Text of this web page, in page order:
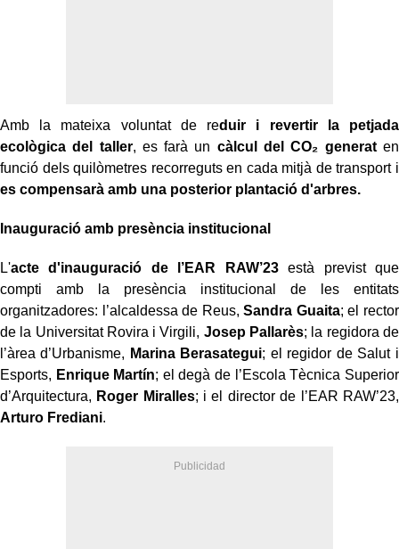
Amb la mateixa voluntat de reduir i revertir la petjada
ecològica del taller, es farà un càlcul del CO₂ generaten
funció dels quilòmetres recorreguts en cada mitjà de transport i
es compensarà amb una posterior plantació d'arbres.
Inauguració amb presència institucional
L'acte d'inauguració de l’EAR RAW’23està previst que
compti amb la presència institucional de les entitats
organitzadores: l’alcaldessa de Reus, Sandra Guaita; el rector
de la Universitat Rovira i Virgili, Josep Pallarès; la regidora de
l’àrea d’Urbanisme, Marina Berasategui; el regidor de Salut i
Esports, Enrique Martín; el degà de l’Escola Tècnica Superior
d’Arquitectura, Roger Miralles; i el director de l’EAR RAW’23,
Arturo Frediani.